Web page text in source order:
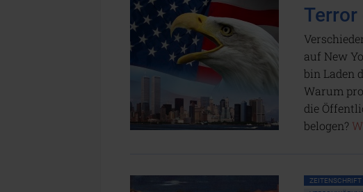
Terror
auf New
bin Laden
Warum
die
belogen?
ZEITENSCHRIFT